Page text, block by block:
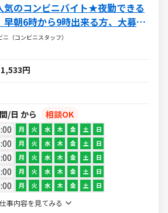
のコンビニバイト★夜勤できる
早朝6時から9時出来る方、大募集
す！
ニ（コンビニスタッフ）
円
/日 から
相談OK
月 火 水 木 金 土 日
月 火 水 木 金 土 日
月 火 水 木 金 土 日
月 火 水 木 金 土 日
月 火 水 木 金 土 日
仕事内容を見てみる